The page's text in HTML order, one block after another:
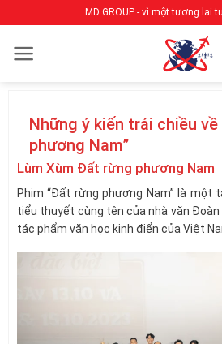
qua
nội
MD GROUP - vì một tương lai
Những ý kiến trái chiều
phương Nam”
Lùm Xùm Đất rừng phương Nam
Phim “Đất rừng phương Nam” là một
tiểu thuyết cùng tên của nhà văn Đoàn
tác phẩm văn học kinh điển của Việt